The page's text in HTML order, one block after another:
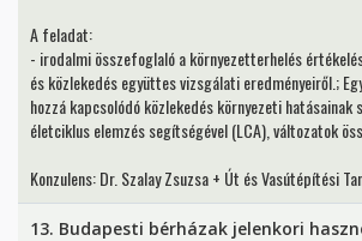
A feladat:
- irodalmi összefoglaló a környezetterhelés
és közlekedés együttes vizsgálati eredményeiről.;
hozzá kapcsolódó közlekedés környezeti hatásainak
életciklus elemzés segítségével (LCA), változatok
Konzulens: Dr. Szalay Zsuzsa + Út és Vasútépítési
13. Budapesti bérházak jelenkori